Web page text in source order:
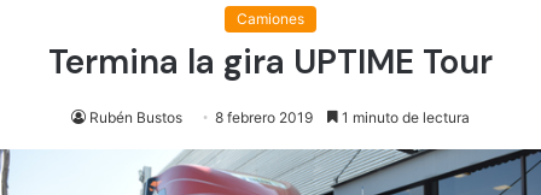
Camiones
Termina la gira UPTIME Tour
Rubén Bustos 8 febrero 2019 1 minuto de lectura